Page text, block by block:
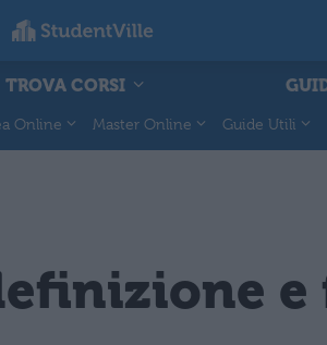
TROVA CORSI
Online Master Online Guide Utili
e